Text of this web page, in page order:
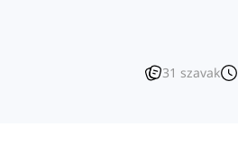
31 szavak